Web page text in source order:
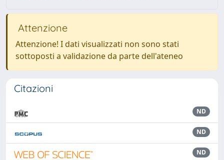
Attenzione
Attenzione! I dati visualizzati non sono stati
sottoposti a validazione da parte dell'ateneo
Citazioni
ND
ND
ND